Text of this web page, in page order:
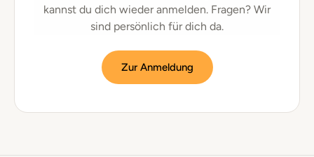
kannst du dich wieder anmelden. Fragen? Wir
sind persönlich für dich da.
Zur Anmeldung